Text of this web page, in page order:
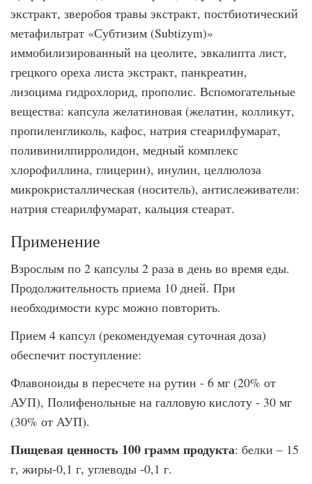
экстракт, зверобоя травы экстракт, постбиотический
метафильтрат «Субтизим (Subtizym)»
иммобилизированный на цеолите, эвкалипта лист,
грецкого ореха листа экстракт, панкреатин,
лизоцима гидрохлорид, прополис. Вспомогательные
вещества: капсула желатиновая (желатин, колликут,
пропиленгликоль, кафос, натрия стеарилфумарат,
поливинилпирролидон, медный комплекс
хлорофиллина, глицерин), инулин, целлюлоза
микрокристаллическая (носитель), антислеживатели:
натрия стеарилфумарат, кальция стеарат.
Применение
Взрослым по 2 капсулы 2 раза в день во время еды.
Продолжительность приема 10 дней. При
необходимости курс можно повторить.
Прием 4 капсул (рекомендуемая суточная доза)
обеспечит поступление:
Флавоноиды в пересчете на рутин - 6 мг (20% от
АУП), Полифенольные на галловую кислоту - 30 мг
(30% от АУП).
Пищевая ценность 100 грамм продукта: белки – 15
г, жиры-0,1 г, углеводы -0,1 г.